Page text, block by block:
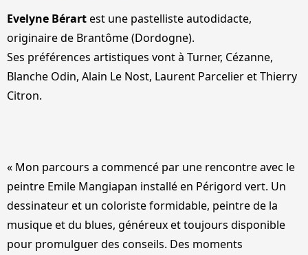
Evelyne Bérartest une pastelliste autodidacte,
originaire de Brantôme (Dordogne).
Ses préférences artistiques vont à Turner, Cézanne,
Blanche Odin, Alain Le Nost, Laurent Parcelier et Thierry
Citron.
« Mon parcours a commencé par une rencontre avec le
peintre Emile Mangiapan installé en Périgord vert. Un
dessinateur et un coloriste formidable, peintre de la
musique et du blues, généreux et toujours disponible
pour promulguer des conseils. Des moments